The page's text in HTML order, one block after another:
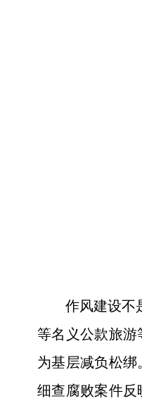
作风建设不
等名义公款旅
为基层减负松
细查腐败案件